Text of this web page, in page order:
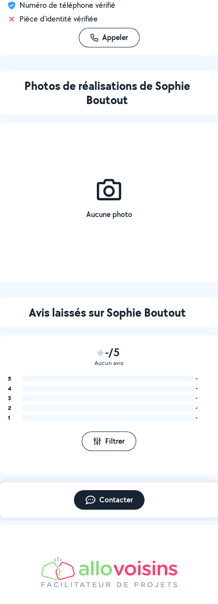
Numéro de téléphone vérifié
Pièce d'identité vérifiée
Appeler
Photos de réalisations de Sophie
Boutout
Aucune photo
Avis laissés sur Sophie Boutout
-/5
Aucun avis
5
-
4
-
3
-
2
-
1
-
Filtrer
Contacter